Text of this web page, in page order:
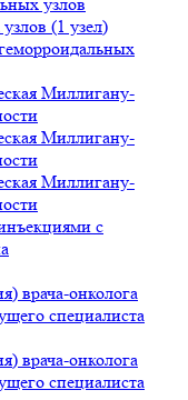
(1 узел)
Миллигану-
Миллигану-
Миллигану-
с
врача-онколога
специалиста
врача-онколога
специалиста